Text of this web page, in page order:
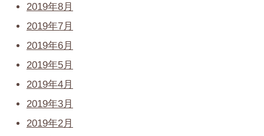
2019年8月
2019年7月
2019年6月
2019年5月
2019年4月
2019年3月
2019年2月